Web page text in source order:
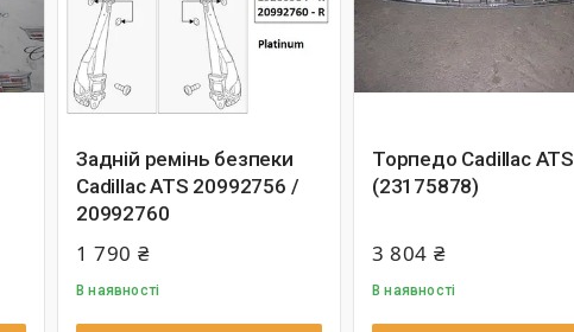
Задній ремінь безпеки
Cadillac ATS 20992756 /
20992760
1 790 ₴
В наявності
Торпедо Cadillac ATS
(23175878)
3 804 ₴
В наявності